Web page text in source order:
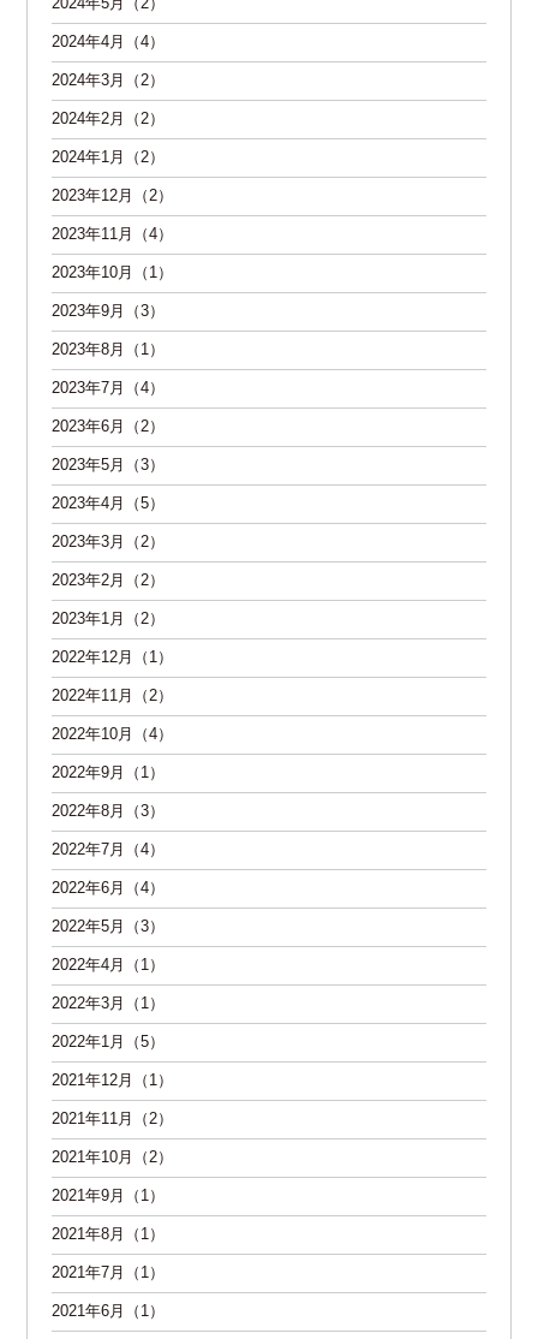
2024年4月（4）
2024年3月（2）
2024年2月（2）
2024年1月（2）
2023年12月（2）
2023年11月（4）
2023年10月（1）
2023年9月（3）
2023年8月（1）
2023年7月（4）
2023年6月（2）
2023年5月（3）
2023年4月（5）
2023年3月（2）
2023年2月（2）
2023年1月（2）
2022年12月（1）
2022年11月（2）
2022年10月（4）
2022年9月（1）
2022年8月（3）
2022年7月（4）
2022年6月（4）
2022年5月（3）
2022年4月（1）
2022年3月（1）
2022年1月（5）
2021年12月（1）
2021年11月（2）
2021年10月（2）
2021年9月（1）
2021年8月（1）
2021年7月（1）
2021年6月（1）